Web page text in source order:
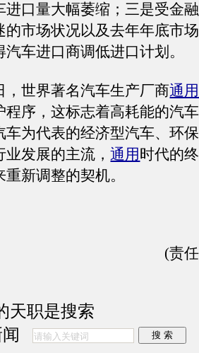
进口量大幅萎缩；三是受金
的市场状况以及去年年底市
汽车进口商调低进口计划。
世界著名汽车生产厂商通
程序，这标志着高耗能的汽车
车为代表的经济型汽车、环保
业发展的主流，通用时代的
新调整的契机。
(责
天职是搜索
闻